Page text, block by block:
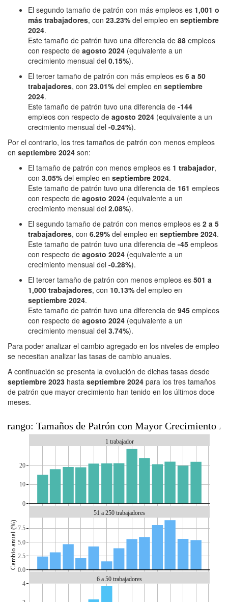
El segundo tamaño de patrón con más empleos es 1,001 o
más trabajadores, con 23.23% del empleo en septiembre
2024.
Este tamaño de patrón tuvo una diferencia de 88 empleos
con respecto de agosto 2024 (equivalente a un
crecimiento mensual del 0.15%).
El tercer tamaño de patrón con más empleos es 6 a 50
trabajadores, con 23.01% del empleo en septiembre
2024.
Este tamaño de patrón tuvo una diferencia de -144
empleos con respecto de agosto 2024 (equivalente a un
crecimiento mensual del -0.24%).
Por el contrario, los tres tamaños de patrón con menos empleos
en septiembre 2024 son:
El tamaño de patrón con menos empleos es 1 trabajador,
con 3.05% del empleo en septiembre 2024.
Este tamaño de patrón tuvo una diferencia de 161 empleos
con respecto de agosto 2024 (equivalente a un
crecimiento mensual del 2.08%).
El segundo tamaño de patrón con menos empleos es 2 a 5
trabajadores, con 6.29% del empleo en septiembre 2024.
Este tamaño de patrón tuvo una diferencia de -45 empleos
con respecto de agosto 2024 (equivalente a un
crecimiento mensual del -0.28%).
El tercer tamaño de patrón con menos empleos es 501 a
1,000 trabajadores, con 10.13% del empleo en
septiembre 2024.
Este tamaño de patrón tuvo una diferencia de 945 empleos
con respecto de agosto 2024 (equivalente a un
crecimiento mensual del 3.74%).
Para poder analizar el cambio agregado en los niveles de empleo
se necesitan analizar las tasas de cambio anuales.
A continuación se presenta la evolución de dichas tasas desde
septiembre 2023 hasta septiembre 2024 para los tres tamaños
de patrón que mayor crecimiento han tenido en los últimos doce
meses.
0
10
20
0.0
2.5
5.0
7.5
4
Tamaños de Patrón con Mayor Crecimiento
Cambio anual (%)
1 trabajador
51 a 250 trabajadores
6 a 50 trabajadores